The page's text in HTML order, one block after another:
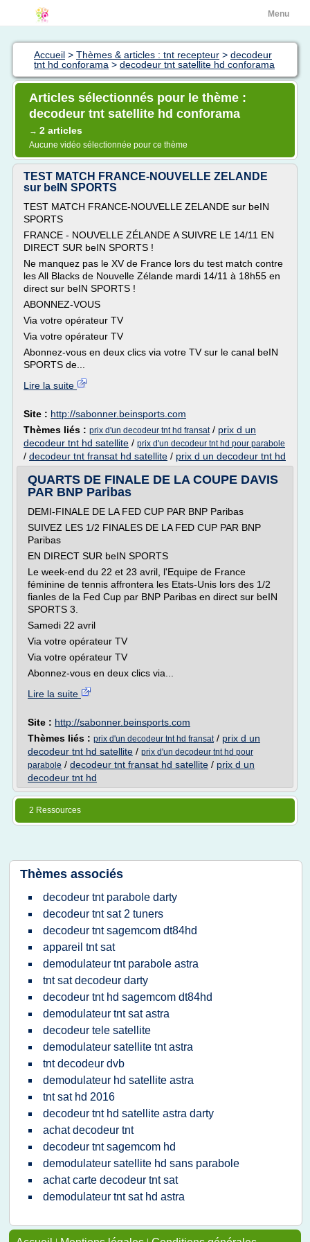
Menu
Accueil > Thèmes & articles : tnt recepteur > decodeur
tnt hd conforama > decodeur tnt satellite hd conforama
Articles sélectionnés pour le thème :
decodeur tnt satellite hd conforama
→ 2 articles
Aucune vidéo sélectionnée pour ce thème
TEST MATCH FRANCE-NOUVELLE ZELANDE
sur beIN SPORTS
TEST MATCH FRANCE-NOUVELLE ZELANDE sur beIN
SPORTS
FRANCE - NOUVELLE ZÉLANDE A SUIVRE LE 14/11 EN
DIRECT SUR beIN SPORTS !
Ne manquez pas le XV de France lors du test match contre
les All Blacks de Nouvelle Zélande mardi 14/11 à 18h55 en
direct sur beIN SPORTS !
ABONNEZ-VOUS
Via votre opérateur TV
Via votre opérateur TV
Abonnez-vous en deux clics via votre TV sur le canal beIN
SPORTS de...
Lire la suite
Site : http://sabonner.beinsports.com
Thèmes liés : prix d'un decodeur tnt hd fransat/ prix d un
decodeur tnt hd satellite / prix d'un decodeur tnt hd pour parabole
/ decodeur tnt fransat hd satellite / prix d un decodeur tnt hd
QUARTS DE FINALE DE LA COUPE DAVIS
PAR BNP Paribas
DEMI-FINALE DE LA FED CUP PAR BNP Paribas
SUIVEZ LES 1/2 FINALES DE LA FED CUP PAR BNP
Paribas
EN DIRECT SUR beIN SPORTS
Le week-end du 22 et 23 avril, l'Equipe de France
féminine de tennis affrontera les Etats-Unis lors des 1/2
fianles de la Fed Cup par BNP Paribas en direct sur beIN
SPORTS 3.
Samedi 22 avril
Via votre opérateur TV
Via votre opérateur TV
Abonnez-vous en deux clics via...
Lire la suite
Site : http://sabonner.beinsports.com
Thèmes liés : prix d'un decodeur tnt hd fransat/ prix d un
decodeur tnt hd satellite / prix d'un decodeur tnt hd pour
parabole / decodeur tnt fransat hd satellite / prix d un
decodeur tnt hd
2 Ressources
Thèmes associés
decodeur tnt parabole darty
decodeur tnt sat 2 tuners
decodeur tnt sagemcom dt84hd
appareil tnt sat
demodulateur tnt parabole astra
tnt sat decodeur darty
decodeur tnt hd sagemcom dt84hd
demodulateur tnt sat astra
decodeur tele satellite
demodulateur satellite tnt astra
tnt decodeur dvb
demodulateur hd satellite astra
tnt sat hd 2016
decodeur tnt hd satellite astra darty
achat decodeur tnt
decodeur tnt sagemcom hd
demodulateur satellite hd sans parabole
achat carte decodeur tnt sat
demodulateur tnt sat hd astra